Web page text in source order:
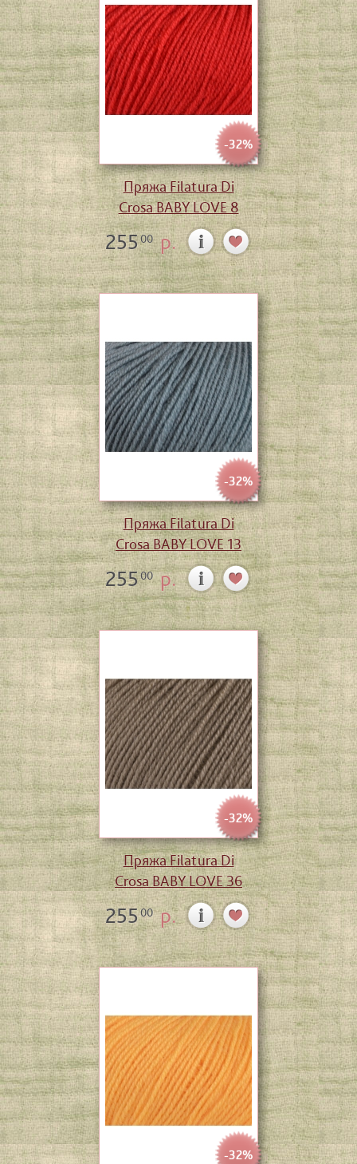
-32%
Пряжа Filatura Di
Crosa BABY LOVE 8
25500р.
-32%
Пряжа Filatura Di
Crosa BABY LOVE 13
25500р.
-32%
Пряжа Filatura Di
Crosa BABY LOVE 36
25500р.
-32%